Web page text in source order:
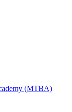
(MTBA)